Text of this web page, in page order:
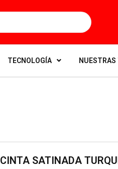
TECNOLOGÍA NUESTRAS
CINTA SATINADA